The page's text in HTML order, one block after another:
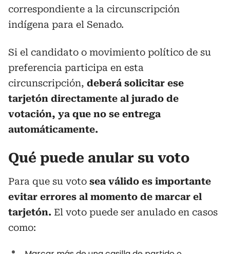
correspondiente a la circunscripción
indígena para el Senado.
Si el candidato o movimiento político de su
preferencia participa en esta
circunscripción, deberá solicitar ese
tarjetón directamente al jurado de
votación, ya que no se entrega
automáticamente.
Qué puede anular su voto
Para que su voto sea válido es importante
evitar errores al momento de marcar el
tarjetón. El voto puede ser anulado en casos
como: